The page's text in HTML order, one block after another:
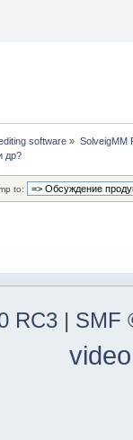
software » SolveigMM
др?
to:
RC3 | SMF